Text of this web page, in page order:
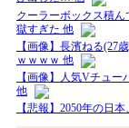
クーラーボックス積
獄すぎた 他
【画像】長濱ねる(27
ｗｗｗｗ 他
【画像】人気Vチュ
他
【悲報】2050年の日